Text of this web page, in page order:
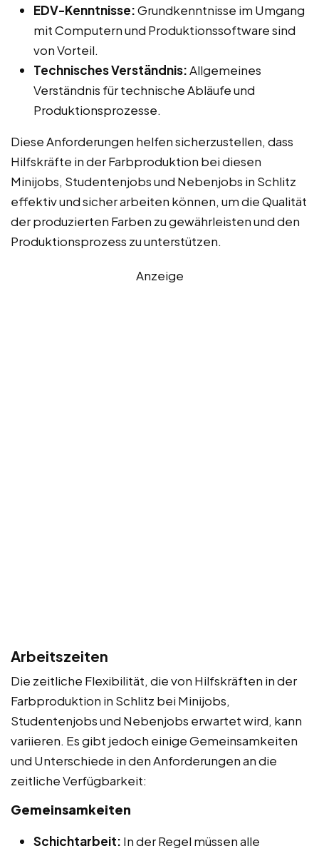
EDV-Kenntnisse:Grundkenntnisse im Umgang
mit Computern und Produktionssoftware sind
von Vorteil.
Technisches Verständnis:Allgemeines
Verständnis für technische Abläufe und
Produktionsprozesse.
Diese Anforderungen helfen sicherzustellen, dass
Hilfskräfte in der Farbproduktion bei diesen
Minijobs, Studentenjobs und Nebenjobs in Schlitz
effektiv und sicher arbeiten können, um die Qualität
der produzierten Farben zu gewährleisten und den
Produktionsprozess zu unterstützen.
Anzeige
Arbeitszeiten
Die zeitliche Flexibilität, die von Hilfskräften in der
Farbproduktion in Schlitz bei Minijobs,
Studentenjobs und Nebenjobs erwartet wird, kann
variieren. Es gibt jedoch einige Gemeinsamkeiten
und Unterschiede in den Anforderungen an die
zeitliche Verfügbarkeit:
Gemeinsamkeiten
Schichtarbeit: In der Regel müssen alle